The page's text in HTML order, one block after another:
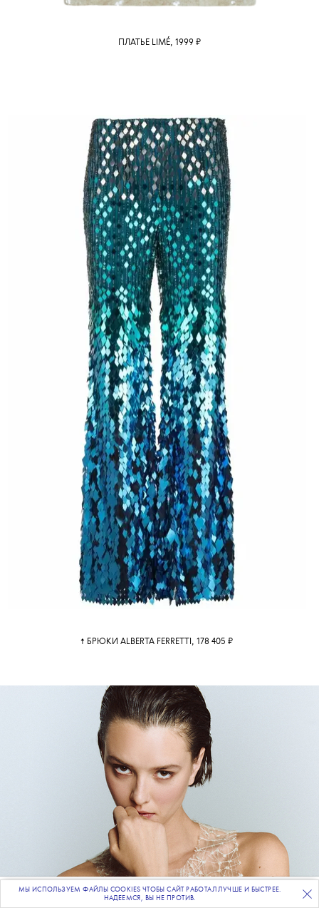
ПОДПИСЫВАЙТЕСЬНА НАШУ ВЕЧЕРНЮЮ РАССЫЛКУ
ПЛАТЬЕ LIMÉ, 1999 ₽
↑ БРЮКИ ALBERTA FERRETTI, 178 405 ₽
МЫ ИСПОЛЬЗУЕМ ФАЙЛЫ COOKIES ЧТОБЫ САЙТ РАБОТАЛ ЛУЧШЕ И БЫСТРЕЕ.
НАДЕЕМСЯ, ВЫ НЕ ПРОТИВ.